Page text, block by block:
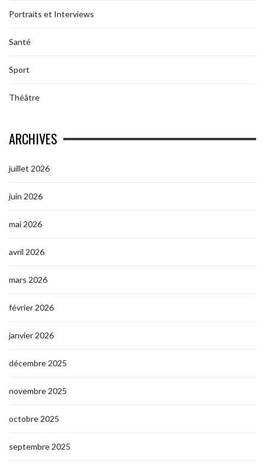
Portraits et Interviews
Santé
Sport
Théâtre
ARCHIVES
juillet 2026
juin 2026
mai 2026
avril 2026
mars 2026
février 2026
janvier 2026
décembre 2025
novembre 2025
octobre 2025
septembre 2025